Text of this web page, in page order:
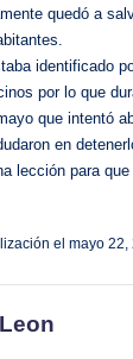
quedó a
identificado
por lo que
que intentó
en
lección para
el mayo 22,